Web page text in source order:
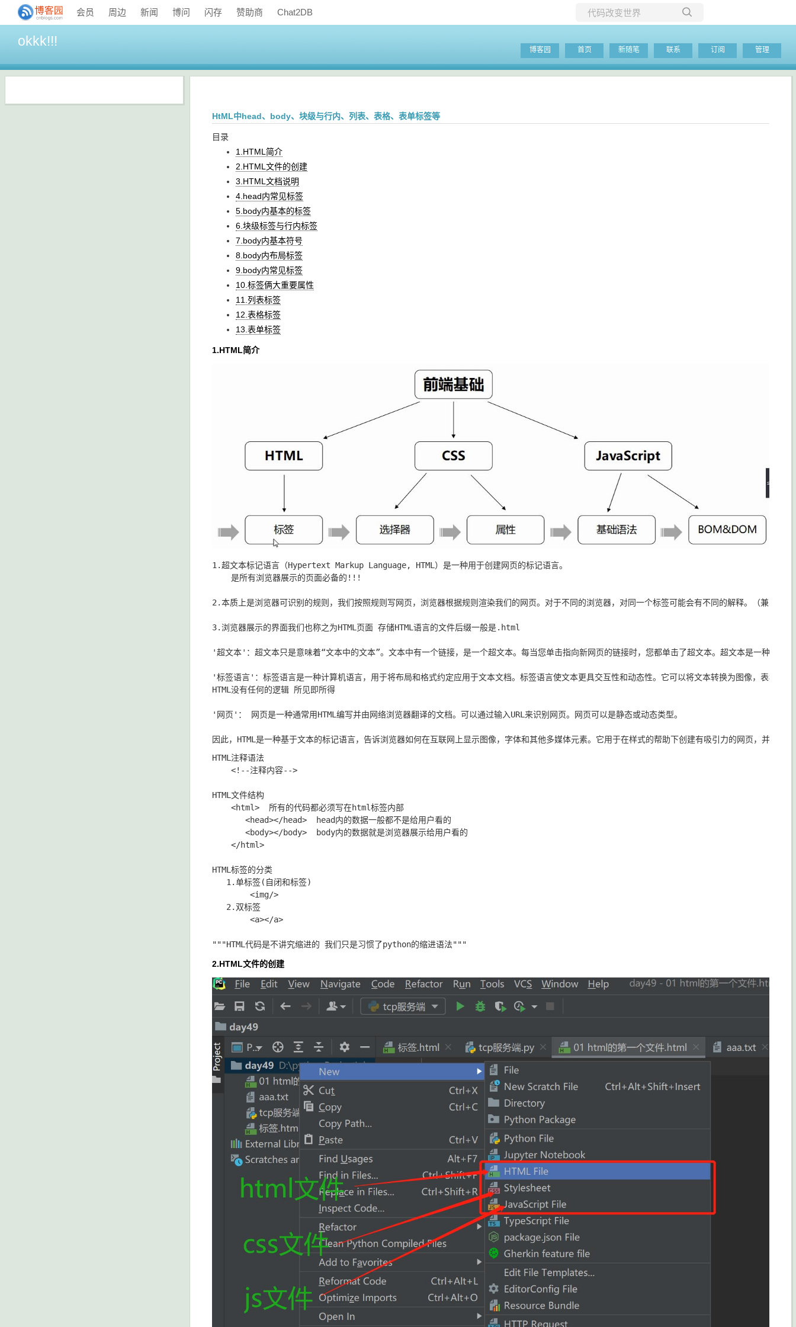
会员 周边 新闻 博问 闪存 赞助商 Chat2DB
当前博客
okkk!!!
博客园 首页 新随笔 联系 订阅 管理
HtML中head、body、块级与行内、列表、表格、表单标签等
目录
1.HTML简介
2.HTML文件的创建
3.HTML文档说明
4.head内常见标签
5.body内基本的标签
6.块级标签与行内标签
7.body内基本符号
8.body内布局标签
9.body内常见标签
10.标签俩大重要属性
11.列表标签
12.表格标签
13.表单标签
1.HTML简介
1.超文本标记语言（Hypertext Markup Language, HTML）是一种用于创建网页的标记语言。
    是所有浏览器展示的页面必备的!!!
2.本质上是浏览器可识别的规则，我们按照规则写网页，浏览器根据规则渲染我们的网页。对于不同的浏览器，对同一个标签可能会有不同的解释。（兼容性问
3.浏览器展示的界面我们也称之为HTML页面 存储HTML语言的文件后缀一般是.html
'超文本'：超文本只是意味着“文本中的文本”。文本中有一个链接，是一个超文本。每当您单击指向新网页的链接时，您都单击了超文本。超文本是一种将两
'标签语言'：标签语言是一种计算机语言，用于将布局和格式约定应用于文本文档。标签语言使文本更具交互性和动态性。它可以将文本转换为图像，表格，链
HTML没有任何的逻辑 所见即所得
'网页'： 网页是一种通常用HTML编写并由网络浏览器翻译的文档。可以通过输入URL来识别网页。网页可以是静态或动态类型。
HTML注释语法
    <!--注释内容-->
HTML文件结构
    <html>  所有的代码都必须写在html标签内部
       <head></head>  head内的数据一般都不是给用户看的
       <body></body>  body内的数据就是浏览器展示给用户看的
    </html>
HTML标签的分类
   1.单标签(自闭和标签)
        <img/>
   2.双标签
        <a></a>
2.HTML文件的创建